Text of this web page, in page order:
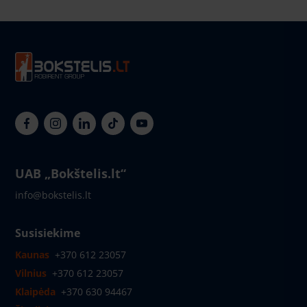
UAB „Bokštelis.lt“
info@bokstelis.lt
Susisiekime
Kaunas +370 612 23057
Vilnius +370 612 23057
Klaipėda +370 630 94467